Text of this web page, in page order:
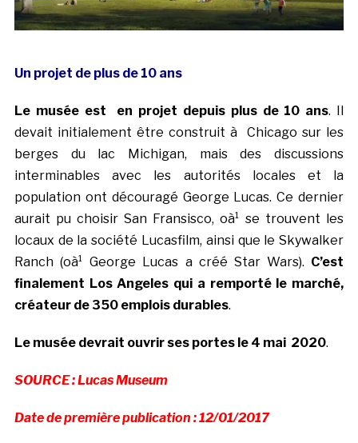
Un projet de plus de 10 ans
Le musée est en projet depuis plus de 10 ans. Il
devait initialement être construit à Chicago sur les
berges du lac Michigan, mais des discussions
interminables avec les autorités locales et la
population ont découragé George Lucas. Ce dernier
aurait pu choisir San Fransisco, oà¹ se trouvent les
locaux de la société Lucasfilm, ainsi que le Skywalker
Ranch (oà¹ George Lucas a créé Star Wars). C’est
finalement Los Angeles qui a remporté le marché,
créateur de 350 emplois durables.
Le musée devrait ouvrir ses portes le 4 mai 2020.
SOURCE : Lucas Museum
Date de première publication : 12/01/2017